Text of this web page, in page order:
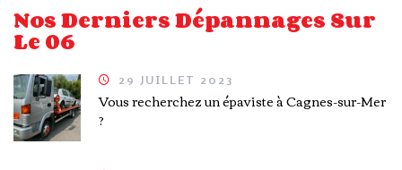
Nos Derniers Dépannages Sur
Le 06
29 JUILLET 2023
Vous recherchez un épaviste à Cagnes-sur-Mer
?